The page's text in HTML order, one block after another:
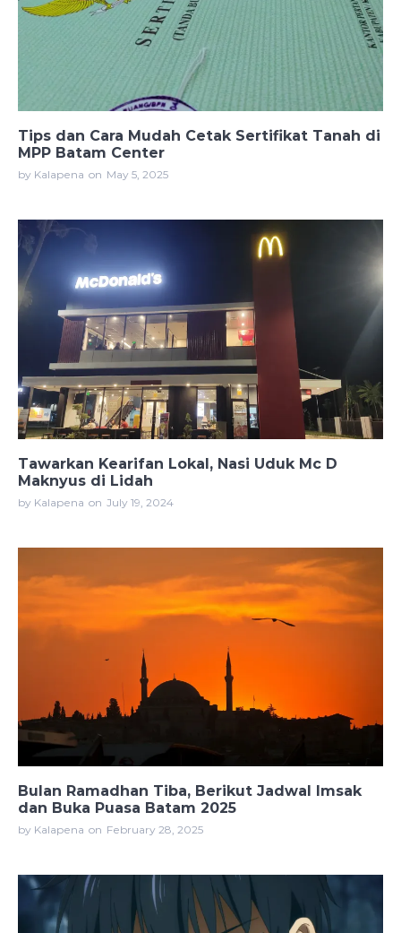
Tips dan Cara Mudah Cetak Sertifikat Tanah di
MPP Batam Center
by Kalapena on May 5, 2025
Tawarkan Kearifan Lokal, Nasi Uduk Mc D
Maknyus di Lidah
by Kalapena on July 19, 2024
Bulan Ramadhan Tiba, Berikut Jadwal Imsak
dan Buka Puasa Batam 2025
by Kalapena on February 28, 2025